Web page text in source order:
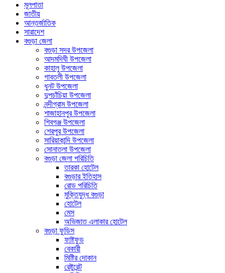
মূলপাতা
জাতীয়
আন্তর্জাতিক
সারাদেশ
বগুড়া জেলা
বগুড়া সদর উপজেলা
আদমদিঘী উপজেলা
কাহালু উপজেলা
গাবতলী উপজেলা
ধুনট উপজেলা
দুপচাঁচিয়া উপজেলা
নন্দীগ্রাম উপজেলা
শাজাহানপুর উপজেলা
শিবগঞ্জ উপজেলা
শেরপুর উপজেলা
সারিয়াকান্দি উপজেলা
সোনাতলা উপজেলা
বগুড়া জেলা পরিচিতি
তারকা হোটেল
বগুড়ার ইতিহাস
রোড পরিচিতি
মুক্তিযুদ্ধ বগুড়া
হোটেল
মেস
অভিজাত এলাকার হোটেল
বগুড়া ফুডিস
ফাষ্টফুড
বেকারী
মিষ্টির দোকান
রেষ্টুরেন্ট